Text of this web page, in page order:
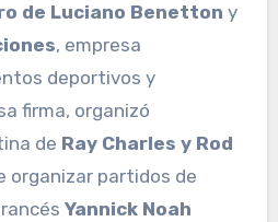
de Luciano Benetton y
, empresa
deportivos y
firma, organizó
de Ray Charles y Rod
organizar partidos de
Yannick Noah